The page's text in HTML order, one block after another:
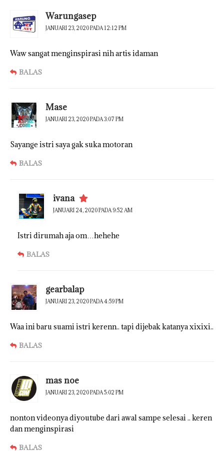
Warungasep
JANUARI 23, 2020 PADA 12:12 PM
Waw sangat menginspirasi nih artis idaman
BALAS
Mase
JANUARI 23, 2020 PADA 3:07 PM
Sayange istri saya gak suka motoran
BALAS
ivana
JANUARI 24, 2020 PADA 9:52 AM
Istri dirumah aja om…hehehe
BALAS
gearbalap
JANUARI 23, 2020 PADA 4:59 PM
Waa ini baru suami istri kerenn.. tapi dijebak katanya xixixi..
BALAS
mas noe
JANUARI 23, 2020 PADA 5:02 PM
nonton videonya diyoutube dari awal sampe selesai .. keren
dan menginspirasi
BALAS